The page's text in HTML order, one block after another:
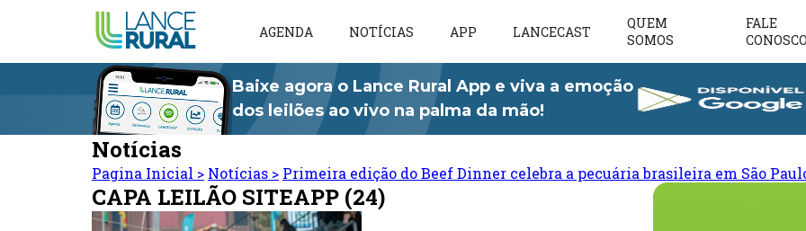
AGENDA NOTÍCIAS APP LANCECAST
QUEM
SOMOS
FALE
CONOSCO
Baixe agora o Lance Rural App e viva a emoção
dos leilões ao vivo na palma da mão!
Notícias
Pagina Inicial > Notícias > Primeira edição do Beef Dinner celebra a pecuária brasileira em São
CAPA LEILÃO SITEAPP (24)